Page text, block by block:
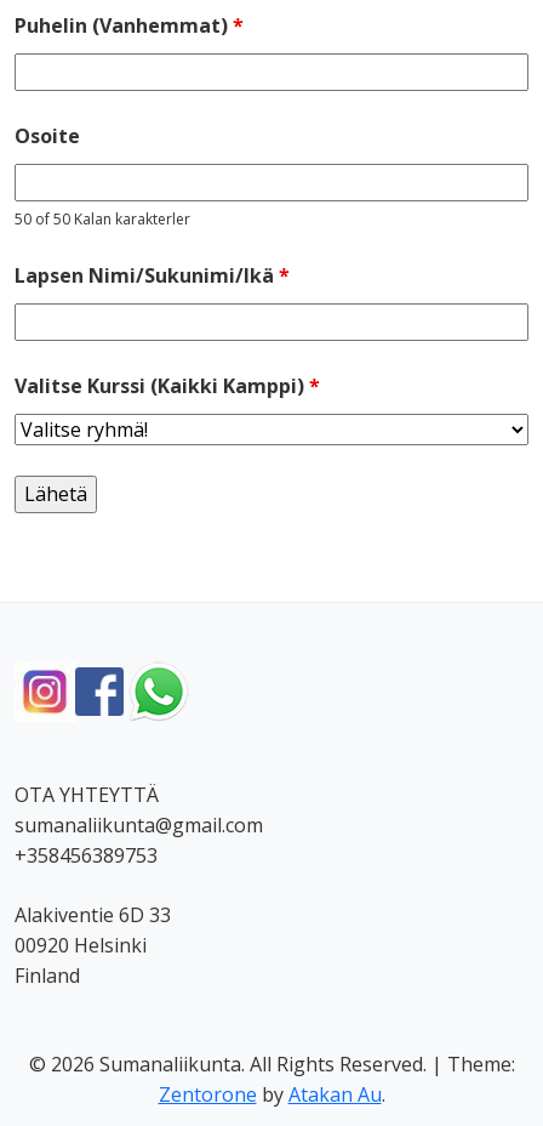
Puhelin (Vanhemmat)*
Osoite
50 of 50 Kalan karakterler
Lapsen Nimi/Sukunimi/Ikä *
Valitse Kurssi (Kaikki Kamppi)*
OTA YHTEYTTÄ
sumanaliikunta@gmail.com
+358456389753
Alakiventie 6D 33
00920 Helsinki
Finland
© 2026 Sumanaliikunta. All Rights Reserved. | Theme:
Zentorone byAtakan Au.